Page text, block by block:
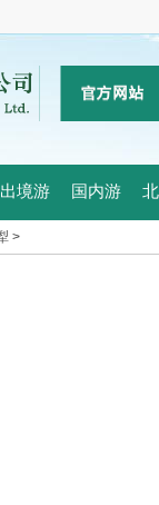
出境游 国内游
>